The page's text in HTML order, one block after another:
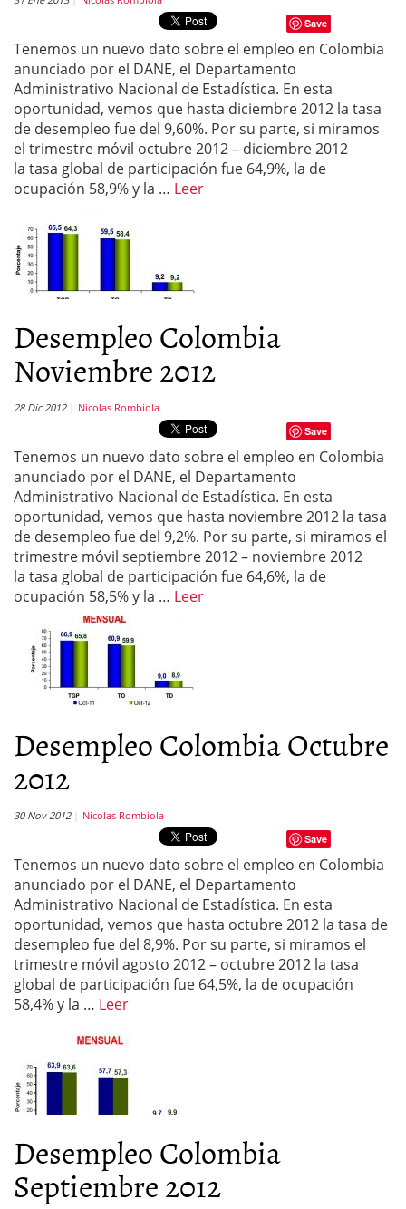
Save
Tenemos un nuevo dato sobre el empleo en Colombia
anunciado por el DANE, el Departamento
Administrativo Nacional de Estadística. En esta
oportunidad, vemos que hasta diciembre 2012 la tasa
de desempleo fue del 9,60%. Por su parte, si miramos
el trimestre móvil octubre 2012 – diciembre 2012
la tasa global de participación fue 64,9%, la de
ocupación 58,9% y la … Leer
Desempleo Colombia
Noviembre 2012
28 Dic 2012
Nicolas Rombiola
Save
Tenemos un nuevo dato sobre el empleo en Colombia
anunciado por el DANE, el Departamento
Administrativo Nacional de Estadística. En esta
oportunidad, vemos que hasta noviembre 2012 la tasa
de desempleo fue del 9,2%. Por su parte, si miramos el
trimestre móvil septiembre 2012 – noviembre 2012
la tasa global de participación fue 64,6%, la de
ocupación 58,5% y la … Leer
Desempleo Colombia Octubre
2012
30 Nov 2012
Nicolas Rombiola
Save
Tenemos un nuevo dato sobre el empleo en Colombia
anunciado por el DANE, el Departamento
Administrativo Nacional de Estadística. En esta
oportunidad, vemos que hasta octubre 2012 la tasa de
desempleo fue del 8,9%. Por su parte, si miramos el
trimestre móvil agosto 2012 – octubre 2012 la tasa
global de participación fue 64,5%, la de ocupación
58,4% y la … Leer
Desempleo Colombia
Septiembre 2012